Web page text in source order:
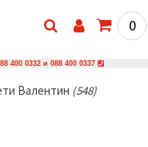
0
400 0332 и 088 400 0337
Валентин (548)